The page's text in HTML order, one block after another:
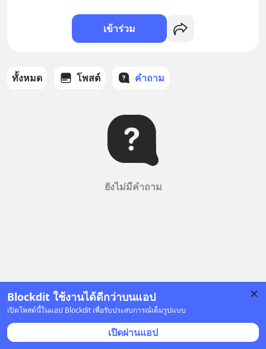
Blockdit ใช้งานได้ดีกว่าบนแอป
เปิดโพสต์นี้ในแอป Blockdit เพื่อรับประสบการณ์เต็มรูปแบบ
เปิดผ่านแอป
เข้าร่วม
ทั้งหมด โพสต์ คำถาม
ยังไม่มีคำถาม